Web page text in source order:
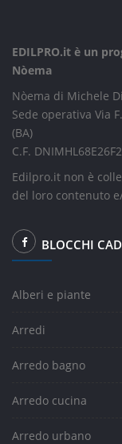
EDILPRO.it è un
Nòema
Nòema di Michele
Sede operativa Via
(BA)
C.F.
Edilpro.it non è
del loro contenuto
BLOCCHI CAD
Alberi e piante
Arredi
Arredo bagno
Arredo cucina
Arredo urbano